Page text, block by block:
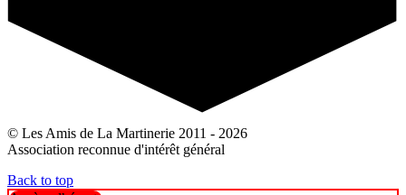
© Les Amis de La Martinerie 2011 - 2026
Association reconnue d'intérêt général
Back to top